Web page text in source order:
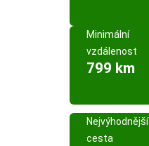
Minimální
vzdálenost
799 km
Nejvýhodnější
cesta